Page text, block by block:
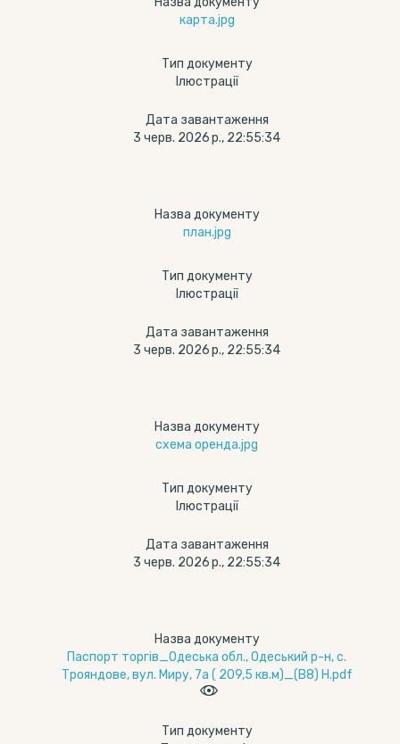
карта.jpg
Тип документу
Ілюстрації
Дата завантаження
3 черв. 2026 р., 22:55:34
Назва документу
план.jpg
Тип документу
Ілюстрації
Дата завантаження
3 черв. 2026 р., 22:55:34
Назва документу
схема оренда.jpg
Тип документу
Ілюстрації
Дата завантаження
3 черв. 2026 р., 22:55:34
Назва документу
Паспорт торгів_Одеська обл., Одеський р-н, с.
Трояндове, вул. Миру, 7а ( 209,5 кв.м)_(В8) Н.pdf
Тип документу